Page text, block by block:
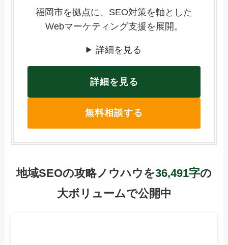
福岡市を拠点に、SEO対策を軸とした
Webマーケティング支援を展開。
詳細を見る
詳細を見る
無料相談する
地域SEOの攻略ノウハウを36,491字の
大ボリュームで公開中